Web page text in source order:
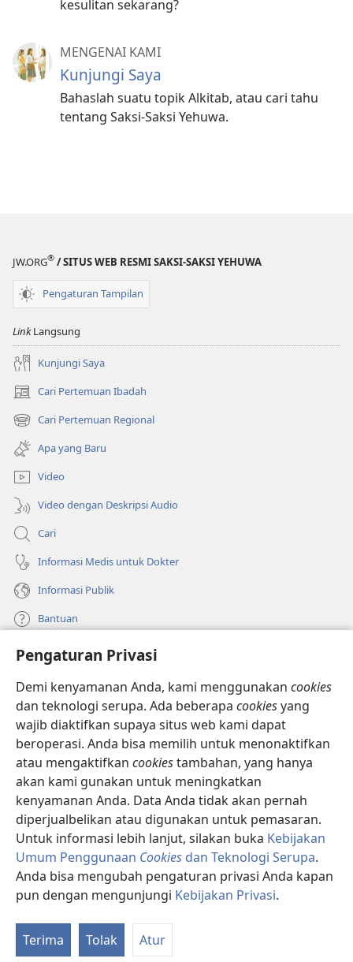
Pengaturan Privasi
Demi kenyamanan Anda, kami menggunakan cookies
dan teknologi serupa. Ada beberapa cookiesyang
wajib diaktifkan supaya situs web kami dapat
beroperasi. Anda bisa memilih untuk menonaktifkan
atau mengaktifkan cookiestambahan, yang hanya
akan kami gunakan untuk meningkatkan
kenyamanan Anda. Data Anda tidak akan pernah
diperjualbelikan atau digunakan untuk pemasaran.
Untuk informasi lebih lanjut, silakan buka Kebijakan
Umum Penggunaan Cookies dan Teknologi Serupa.
Anda bisa mengubah pengaturan privasi Anda kapan
pun dengan mengunjungi Kebijakan Privasi.
Terima Tolak Atur
kesulitan sekarang?
MENGENAI KAMI
Kunjungi Saya
Bahaslah suatu topik Alkitab, atau cari tahu
tentang Saksi-Saksi Yehuwa.
JW.ORG® / SITUS WEB RESMI SAKSI-SAKSI YEHUWA
Pengaturan Tampilan
LinkLangsung
Kunjungi Saya
Cari Pertemuan Ibadah
(terbuka
di
window
baru)
Cari Pertemuan Regional
(terbuka
di
window
baru)
Apa yang Baru
Video
Video dengan Deskripsi Audio
Cari
Informasi Medis untuk Dokter
Informasi Publik
Bantuan
Sumbangan
(terbuka
di
window
baru)
PERPUSTAKAAN ONLINE Menara Pengawal
(terbuka
di
window
(terbuka
di
window
baru)
JW Library ®
Watchtower Library
Copyright© 2026 Watch Tower Bible and Tract Society of Pennsylvania.
SYARAT PENGGUNAAN|KEBIJAKAN PRIVASI| PENGATURAN PRIVASI